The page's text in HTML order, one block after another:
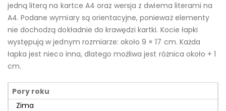
jedną literą na kartce A4 oraz wersja z dwiema literami na
A4. Podane wymiary są orientacyjne, ponieważ elementy
nie dochodzą dokładnie do krawędzi kartki. Kocie łapki
występują w jednym rozmiarze: około 9 × 17 cm. Każda
łapka jest nieco inna, dlatego możliwa jest różnica około + 1
cm.
Pory roku
Zima